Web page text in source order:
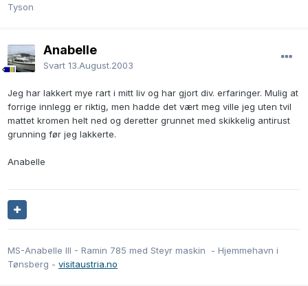
Tyson
Anabelle
Svart 13.August.2003
Jeg har lakkert mye rart i mitt liv og har gjort div. erfaringer. Mulig at
forrige innlegg er riktig, men hadde det vært meg ville jeg uten tvil
mattet kromen helt ned og deretter grunnet med skikkelig antirust
grunning før jeg lakkerte.
Anabelle
MS-Anabelle III - Ramin 785 med Steyr maskin - Hjemmehavn i
Tønsberg - visitaustria.no